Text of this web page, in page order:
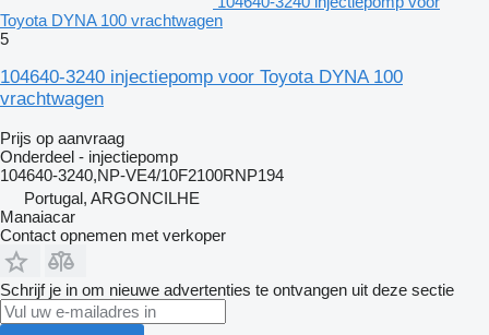
Toyota DYNA 100 vrachtwagen
5
104640-3240 injectiepomp voor Toyota DYNA 100
vrachtwagen
Prijs op aanvraag
Onderdeel - injectiepomp
104640-3240,NP-VE4/10F2100RNP194
Portugal, ARGONCILHE
Manaiacar
Contact opnemen met verkoper
Schrijf je in om nieuwe advertenties te ontvangen uit deze sectie